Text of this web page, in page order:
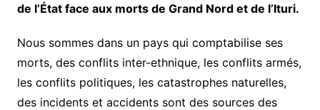
de l’État face aux morts de Grand Nord et de l’Ituri.
Nous sommes dans un pays qui comptabilise ses
morts, des conflits inter-ethnique, les conflits armés,
les conflits politiques, les catastrophes naturelles,
des incidents et accidents sont des sources des